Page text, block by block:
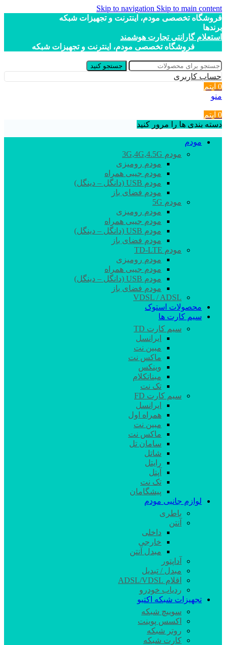
Skip to navigation Skip to main content
فروشگاه تخصصی مودم، اینترنت و تجهیزات شبکه
برندها
استعلام گارانتی تجارت هوشمند
فروشگاه تخصصی مودم، اینترنت و تجهیزات شبکه
جستجو کنید
حساب کاربری
0 آیتم
منو
0 آیتم
دسته بندی ها را مرور کنید
مودم
مودم 3G,4G,4.5G
مودم رومیزی
مودم جیبی همراه
مودم USB (دانگل – دینگل)
مودم فضای باز
مودم 5G
مودم رومیزی
مودم جیبی همراه
مودم USB (دانگل – دینگل)
مودم فضای باز
مودم TD-LTE
مودم رومیزی
مودم جیبی همراه
مودم USB (دانگل – دینگل)
مودم فضای باز
VDSL / ADSL
محصولات استوک
سیم کارت ها
سیم کارت TD
ایرانسل
مبین نت
ماکس نت
وینکس
مبناتکلام
تک نت
سیم کارت FD
ایرانسل
همراه اول
مبین نت
ماکس نت
سامان تل
شاتل
رایتل
آپتل
تک نت
پیشگامان
لوازم جانبی مودم
باطری
آنتن
داخلی
خارجی
مبدل آنتن
آداپتور
مبدل / تبدیل
اقلام ADSL/VDSL
ردیاب خودرو
تجهیزات شبکه اکتیو
سوییچ شبکه
اکسس پوینت
روتر شبکه
کارت شبکه